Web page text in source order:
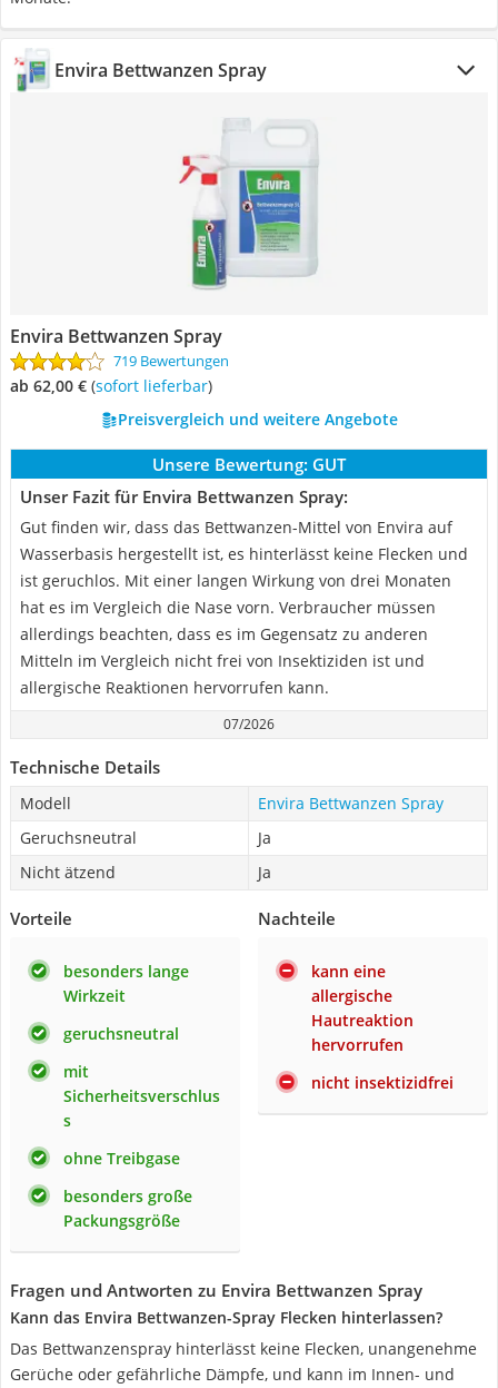
Envira Bettwanzen Spray
Envira Bettwanzen Spray
719 Bewertungen
ab 62,00 € ( Sofort lieferbar)
Preisvergleich und weitere Angebote
Unsere Bewertung: GUT
Unser Fazit für Envira Bettwanzen Spray:
Gut finden wir, dass das Bettwanzen-Mittel von Envira auf
Wasserbasis hergestellt ist, es hinterlässt keine Flecken und
ist geruchlos. Mit einer langen Wirkung von drei Monaten
hat es im Vergleich die Nase vorn. Verbraucher müssen
allerdings beachten, dass es im Gegensatz zu anderen
Mitteln im Vergleich nicht frei von Insektiziden ist und
allergische Reaktionen hervorrufen kann.
07/2026
Technische Details
Modell
Envira Bettwanzen Spray
Geruchsneutral
Ja
Nicht ätzend
Ja
Vorteile
besonders lange
Wirkzeit
geruchsneutral
mit
Sicherheitsverschlus
s
ohne Treibgase
besonders große
Packungsgröße
Nachteile
kann eine
allergische
Hautreaktion
hervorrufen
nicht insektizidfrei
Fragen und Antworten zu Envira Bettwanzen Spray
Kann das Envira Bettwanzen-Spray Flecken hinterlassen?
Das Bettwanzenspray hinterlässt keine Flecken, unangenehme
Gerüche oder gefährliche Dämpfe, und kann im Innen- und